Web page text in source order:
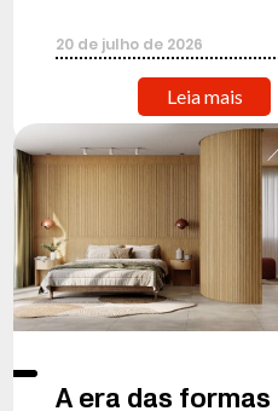
20 de julho de 2026
Leia mais
A era das formas